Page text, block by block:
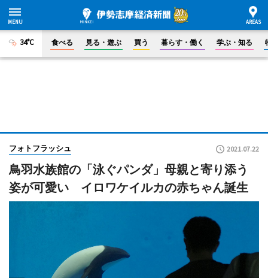
34°C 食べる 見る・遊ぶ 買う 暮らす・働く 学ぶ・知る
フォトフラッシュ 2021.07.22
鳥羽水族館の「泳ぐパンダ」母親と寄り添う
姿が可愛い イロワケイルカの赤ちゃん誕生